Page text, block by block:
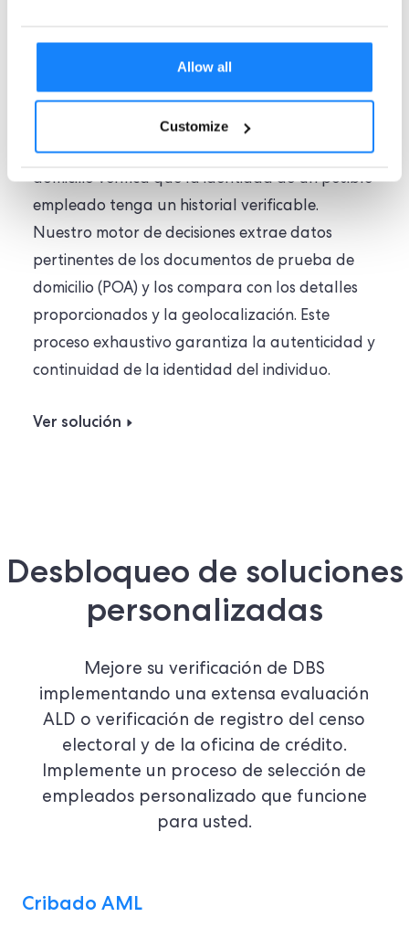
Allow all
Customize
Comprobante de
domicilio (PoA)
Nuestra verificación de comprobante de
domicilio verifica que la identidad de un posible
empleado tenga un historial verificable.
Nuestro motor de decisiones extrae datos
pertinentes de los documentos de prueba de
domicilio (POA) y los compara con los detalles
proporcionados y la geolocalización. Este
proceso exhaustivo garantiza la autenticidad y
continuidad de la identidad del individuo.
Ver solución
Desbloqueo de soluciones
personalizadas
Mejore su verificación de DBS
implementando una extensa evaluación
ALD o verificación de registro del censo
electoral y de la oficina de crédito.
Implemente un proceso de selección de
empleados personalizado que funcione
para usted.
Cribado AML